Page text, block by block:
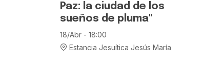
Paz: la ciudad de los
sueños de pluma"
18/Abr - 18:00
Estancia Jesuítica Jesús María